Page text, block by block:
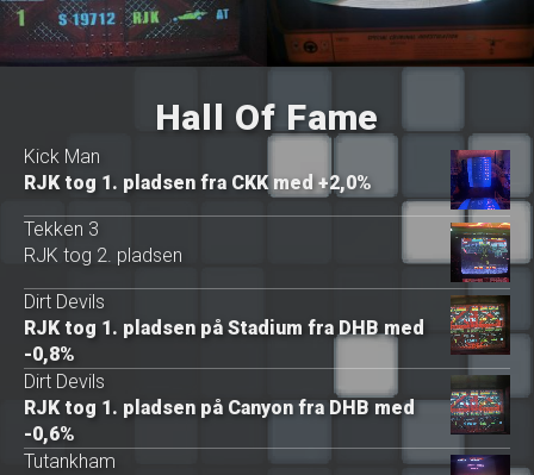
Hall Of Fame
Kick Man
RJKtog 1. pladsen fra CKK med +2,0%
Tekken 3
RJK tog 2. pladsen
Dirt Devils
RJKtog 1. pladsen på Stadium fra DHB med
-0,8%
Dirt Devils
RJKtog 1. pladsen på Canyon fra DHB med
-0,6%
Tutankham